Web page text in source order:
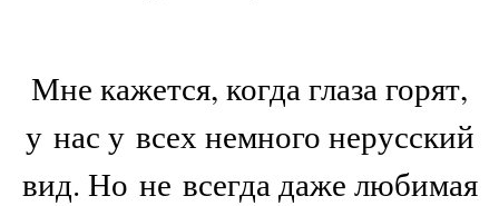
Мне кажется, когда глаза горят,
у нас у всех немного нерусский
вид. Но не всегда даже любимая